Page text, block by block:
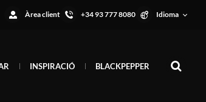
Àrea client +34 93 777 8080 Idioma
INSPIRACIÓ BLACKPEPPER